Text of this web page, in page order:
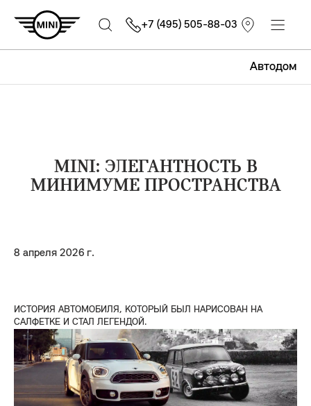
Автодом
+7 (495) 505-88-03
MINI: ЭЛЕГАНТНОСТЬ В
МИНИМУМЕ ПРОСТРАНСТВА
8 апреля 2026 г.
ИСТОРИЯ АВТОМОБИЛЯ, КОТОРЫЙ БЫЛ НАРИСОВАН НА
САЛФЕТКЕ И СТАЛ ЛЕГЕНДОЙ.